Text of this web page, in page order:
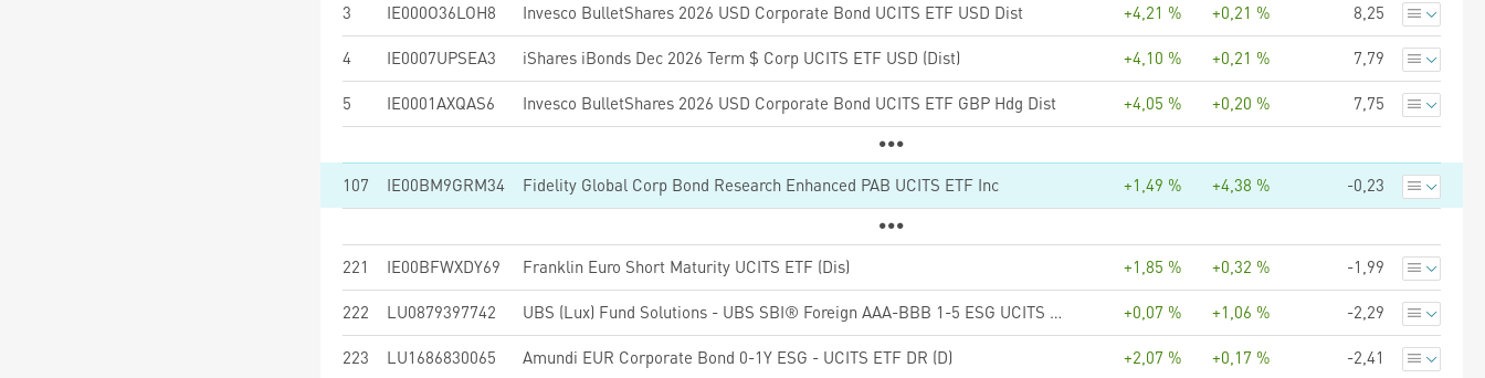
3 IE000O36LOH8 Invesco BulletShares 2026 USD Corporate Bond UCITS ETF USD Dist +4,21 % +0,21 % 8,25
4 IE0007UPSEA3 iShares iBonds Dec 2026 Term $ Corp UCITS ETF USD (Dist) +4,10 % +0,21 % 7,79
5 IE0001AXQAS6 Invesco BulletShares 2026 USD Corporate Bond UCITS ETF GBP Hdg Dist +4,05 % +0,20 % 7,75
107 IE00BM9GRM34 Fidelity Global Corp Bond Research Enhanced PAB UCITS ETF Inc +1,49 % +4,38 % -0,23
221 IE00BFWXDY69 Franklin Euro Short Maturity UCITS ETF (Dis) +1,85 % +0,32 % -1,99
222 LU0879397742 UBS (Lux) Fund Solutions - UBS SBI® Foreign AAA-BBB 1-5 ESG UCITS ETF CHF dis +0,07 % +1,06 % -2,29
223 LU1686830065 Amundi EUR Corporate Bond 0-1Y ESG - UCITS ETF DR (D) +2,07 % +0,17 % -2,41